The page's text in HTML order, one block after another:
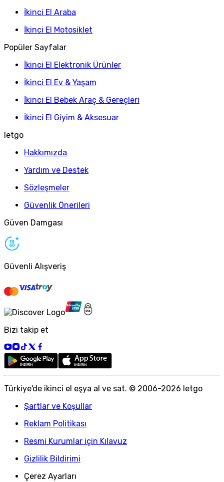
İkinci El Araba
İkinci El Motosiklet
Popüler Sayfalar
İkinci El Elektronik Ürünler
İkinci El Ev & Yaşam
İkinci El Bebek Araç & Gereçleri
İkinci El Giyim & Aksesuar
letgo
Hakkımızda
Yardım ve Destek
Sözleşmeler
Güvenlik Önerileri
Güven Damgası
Güvenli Alışveriş
Bizi takip et
Türkiye'de ikinci el eşya al ve sat. © 2006-2026 letgo
Şartlar ve Koşullar
Reklam Politikası
Resmi Kurumlar için Kılavuz
Gizlilik Bildirimi
Çerez Ayarları